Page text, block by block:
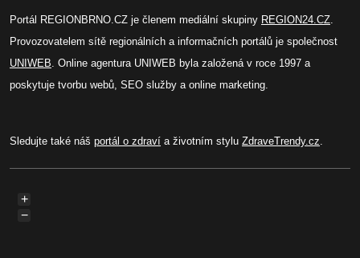
Portál REGIONBRNO.CZ je členem mediální skupiny REGION24.CZ.
Provozovatelem sítě regionálních a informačních portálů je společnost
UNIWEB. Online agentura UNIWEB byla založená v roce 1997 a
poskytuje tvorbu webů, SEO služby a online marketing.
Sledujte také náš portál o zdraví a životním stylu ZdraveTrendy.cz.
+
−